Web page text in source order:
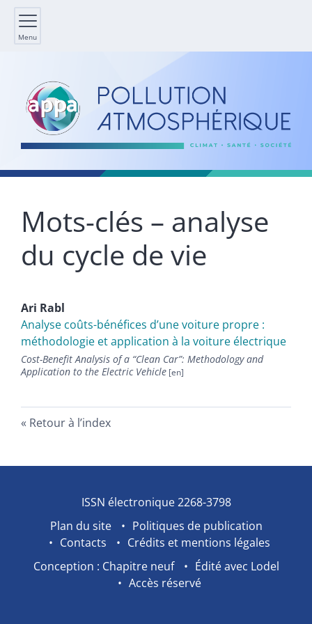
Menu
Mots-clés – analyse
du cycle de vie
Ari Rabl
Analyse coûts-bénéfices d’une voiture propre :
méthodologie et application à la voiture électrique
Cost-Benefit Analysis of a “Clean Car”: Methodology and
Application to the Electric Vehicle
Retour à l’index
ISSN électronique 2268-3798
Plan du site
Politiques de publication
Contacts
Crédits et mentions légales
Conception : Chapitre neuf
Édité avec Lodel
Accès réservé